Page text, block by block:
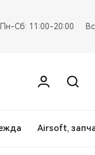
Пн-Сб: 11:00-20:00
Airsoft,